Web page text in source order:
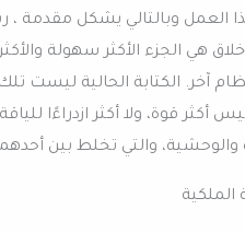
العمل وبالتالي يشكل مقدمة ،
هي الجزء الأكثر سهولة
آخر. الكتابة الحالية ليست
قوة، ولا أكثر ازدراءًا
والوحشية، والتي تخلط بين